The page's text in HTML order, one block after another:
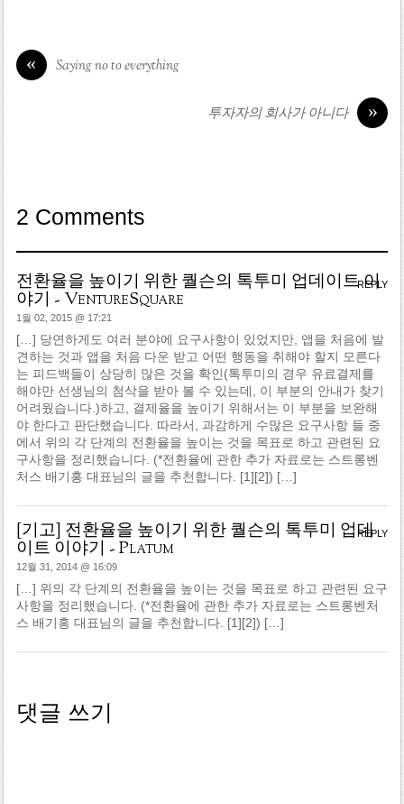
« Saying no to everything
»
투자자의 회사가 아니다
2 Comments
전환율을 높이기 위한 퀄슨의 톡투미 업데이트 이
야기 - VentureSquare
1월 02, 2015 @ 17:21
[…] 당연하게도 여러 분야에 요구사항이 있었지만, 앱을 처음에 발
견하는 것과 앱을 처음 다운 받고 어떤 행동을 취해야 할지 모른다
는 피드백들이 상당히 많은 것을 확인(톡투미의 경우 유료결제를
해야만 선생님의 첨삭을 받아 볼 수 있는데, 이 부분의 안내가 찾기
어려웠습니다.)하고, 결제율을 높이기 위해서는 이 부분을 보완해
야 한다고 판단했습니다. 따라서, 과감하게 수많은 요구사항 들 중
에서 위의 각 단계의 전환율을 높이는 것을 목표로 하고 관련된 요
구사항을 정리했습니다. (*전환율에 관한 추가 자료로는 스트롱벤
처스 배기홍 대표님의 글을 추천합니다. [1][2]) […]
REPLY
[기고] 전환율을 높이기 위한 퀄슨의 톡투미 업데
이트 이야기 - Platum
12월 31, 2014 @ 16:09
[…] 위의 각 단계의 전환율을 높이는 것을 목표로 하고 관련된 요구
사항을 정리했습니다. (*전환율에 관한 추가 자료로는 스트롱벤처
스 배기홍 대표님의 글을 추천합니다. [1][2]) […]
REPLY
댓글 쓰기